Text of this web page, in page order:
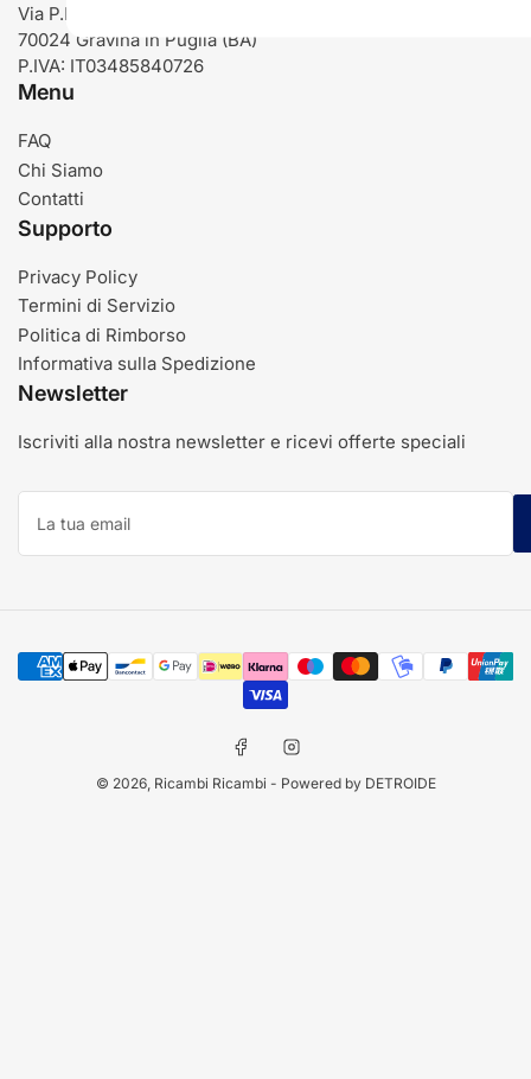
Via P.L. Nervi, 66
70024 Gravina in Puglia (BA)
P.IVA: IT03485840726
Menu
FAQ
Chi Siamo
Contatti
Supporto
Privacy Policy
Termini di Servizio
Politica di Rimborso
Informativa sulla Spedizione
Newsletter
Iscriviti alla nostra newsletter e ricevi offerte speciali
La
tua
Modalità
di
pagamento
FacebookInstagram
© 2026, Ricambi Ricambi - Powered by DETROIDE